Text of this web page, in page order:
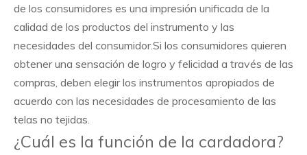
de los consumidores es una impresión unificada de la
calidad de los productos del instrumento y las
necesidades del consumidor.Si los consumidores quieren
obtener una sensación de logro y felicidad a través de las
compras, deben elegir los instrumentos apropiados de
acuerdo con las necesidades de procesamiento de las
telas no tejidas.
¿Cuál es la función de la cardadora?